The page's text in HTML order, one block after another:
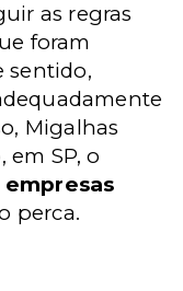
as regras
foram
sentido,
Migalhas
SP, o
empresas
perca.